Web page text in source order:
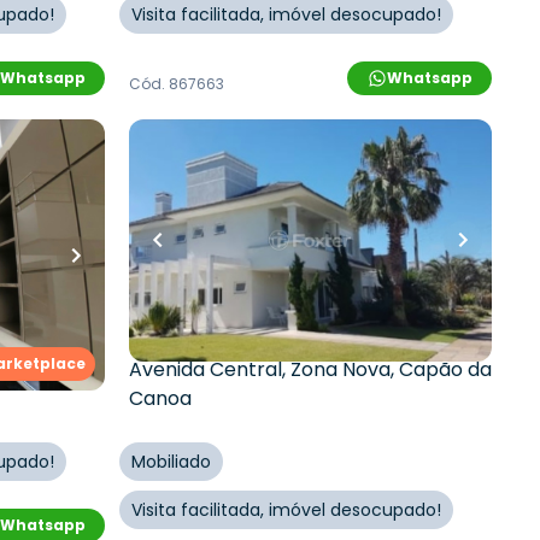
Whatsapp
Visita facilitada, imóvel desocupado!
Whatsapp
Cód. 867663
•
0 -
,
Whatsapp
3.550.000,00
354m²•6quartos•6banheiros•
5vagas
Casa em Condomínio •
Condomínio Residencial Condado
De Capão
Avenida Central,Zona Nova,Capão da
Canoa
Mobiliado
Visita facilitada, imóvel desocupado!